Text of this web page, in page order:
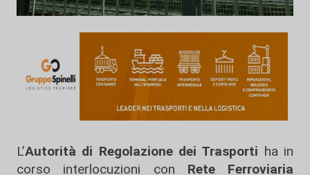
L’Autorità di Regolazione dei Trasporti ha in
corso interlocuzioni con Rete Ferroviaria